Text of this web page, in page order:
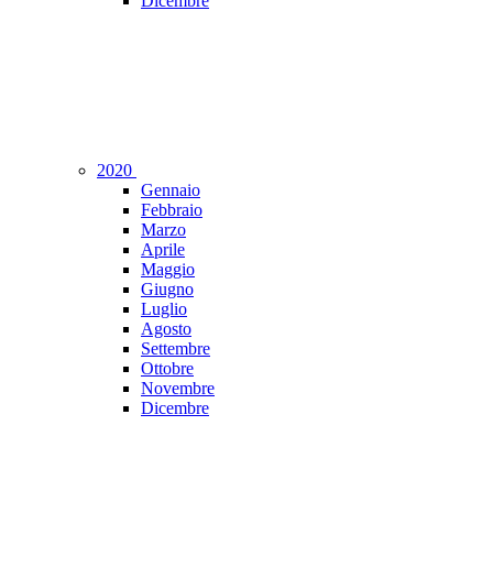
2020
Gennaio
Febbraio
Marzo
Aprile
Maggio
Giugno
Luglio
Agosto
Settembre
Ottobre
Novembre
Dicembre